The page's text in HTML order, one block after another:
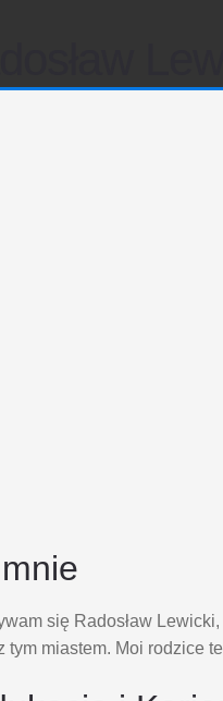
się Radosław
tym miastem. Moi rodzice